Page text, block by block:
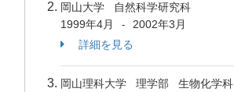
岡山大学 自然科学研究科
1999年4月
-
2002年3月
詳細を見る
岡山理科大学 理学部 生物化学科